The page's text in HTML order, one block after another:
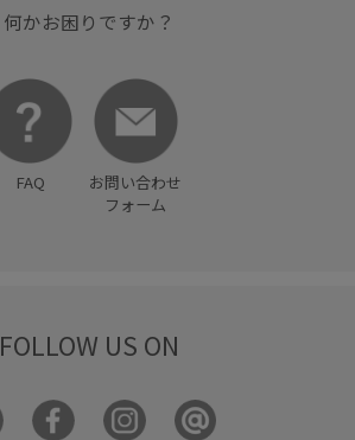
何かお困りですか？
FAQ
お問い合わせ
フォーム
FOLLOW US ON